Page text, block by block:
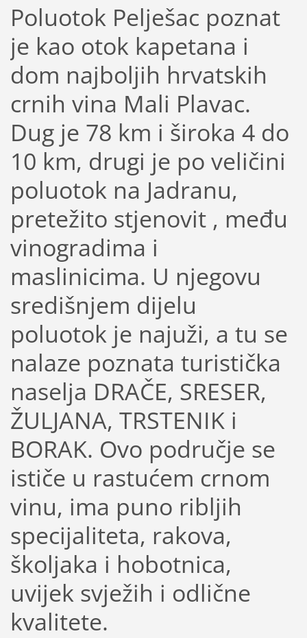
Poluotok Pelješac poznat
je kao otok kapetana i
dom najboljih hrvatskih
crnih vina Mali Plavac.
Dug je 78 km i široka 4 do
10 km, drugi je po veličini
poluotok na Jadranu,
pretežito stjenovit , među
vinogradima i
maslinicima. U njegovu
središnjem dijelu
poluotok je najuži, a tu se
nalaze poznata turistička
naselja DRAČE, SRESER,
ŽULJANA, TRSTENIK i
BORAK. Ovo područje se
ističe u rastućem crnom
vinu, ima puno ribljih
specijaliteta, rakova,
školjaka i hobotnica,
uvijek svježih i odlične
kvalitete.